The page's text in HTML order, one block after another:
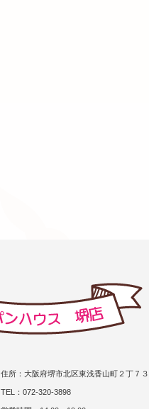
住所：大阪府堺市北区東浅香山町２丁７３
TEL：072-320-3898